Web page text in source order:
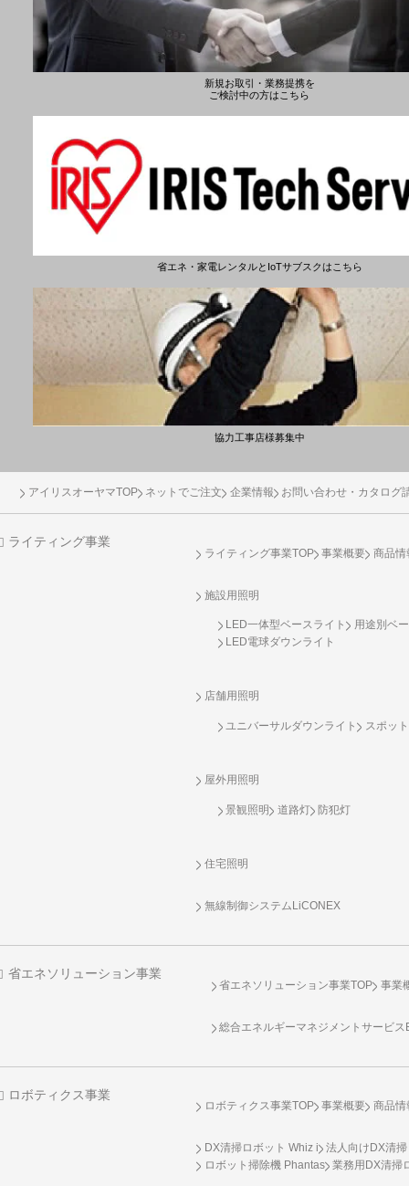
新規お取引・業務提携を
ご検討中の方はこちら
省エネ・家電レンタルとIoTサブスクはこちら
協力工事店様募集中
アイリスオーヤマTOP ネットでご注文 企業情報 お問い合わせ・カタログ
ライティング事業
ライティング事業TOP 事業概要 商品情
施設用照明
LED一体型ベースライト
用途別ベ
LED電球ダウンライト
店舗用照明
ユニバーサルダウンライト スポッ
屋外用照明
景観照明 道路灯 防犯灯
住宅照明
無線制御システムLiCONEX
省エネソリューション事業
省エネソリューション事業TOP 事業
総合エネルギーマネジメントサービ
ロボティクス事業
ロボティクス事業TOP 事業概要 商品情
DX清掃ロボット Whiz i
法人向けDX清
ロボット掃除機 Phantas
業務用DX清掃